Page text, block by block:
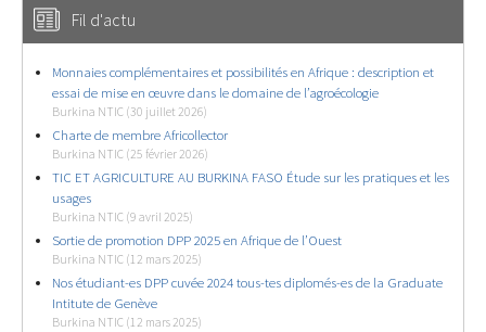
Fil d'actu
Monnaies complémentaires et possibilités en Afrique : description et
essai de mise en œuvre dans le domaine de l’agroécologie
Burkina NTIC (30 juillet 2026)
Charte de membre Africollector
Burkina NTIC (25 février 2026)
TIC ET AGRICULTURE AU BURKINA FASO Étude sur les pratiques et les
usages
Burkina NTIC (9 avril 2025)
Sortie de promotion DPP 2025 en Afrique de l’Ouest
Burkina NTIC (12 mars 2025)
Nos étudiant-es DPP cuvée 2024 tous-tes diplomés-es de la Graduate
Intitute de Genève
Burkina NTIC (12 mars 2025)